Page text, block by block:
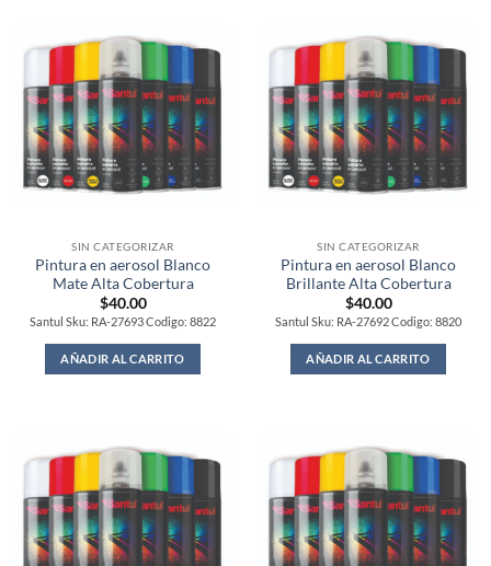
SIN CATEGORIZAR
Pintura en aerosol Blanco
Mate Alta Cobertura
$40.00
Santul Sku: RA-27693 Codigo: 8822
AÑADIR AL CARRITO
SIN CATEGORIZAR
Pintura en aerosol Blanco
Brillante Alta Cobertura
$40.00
Santul Sku: RA-27692 Codigo: 8820
AÑADIR AL CARRITO